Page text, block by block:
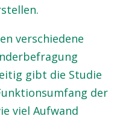
verschiedene
gibt die Studie
der
viel Aufwand